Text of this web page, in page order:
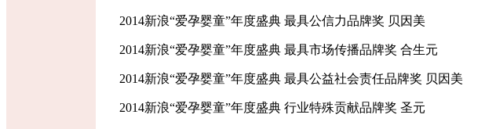
2014新浪“爱孕婴童”年度盛典 最具公信力品牌奖 贝因美
2014新浪“爱孕婴童”年度盛典 最具市场传播品牌奖 合生元
2014新浪“爱孕婴童”年度盛典 最具公益社会责任品牌奖 贝因美
2014新浪“爱孕婴童”年度盛典 行业特殊贡献品牌奖 圣元